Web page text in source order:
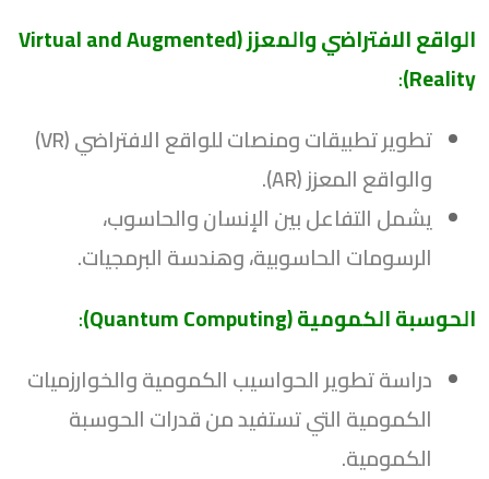
الواقع الافتراضي والمعزز (Virtual and Augmented
Reality)
:
تطوير تطبيقات ومنصات للواقع الافتراضي (VR)
والواقع المعزز (AR).
يشمل التفاعل بين الإنسان والحاسوب،
الرسومات الحاسوبية، وهندسة البرمجيات.
الحوسبة الكمومية (Quantum Computing)
:
دراسة تطوير الحواسيب الكمومية والخوارزميات
الكمومية التي تستفيد من قدرات الحوسبة
الكمومية.